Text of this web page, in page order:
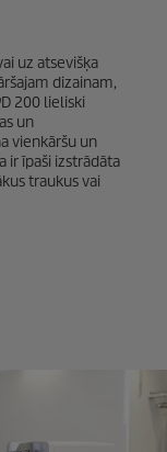
uz atsevišķa
dizainam,
200 lieliski
un
vienkāršu un
ir īpaši izstrādāta
traukus vai